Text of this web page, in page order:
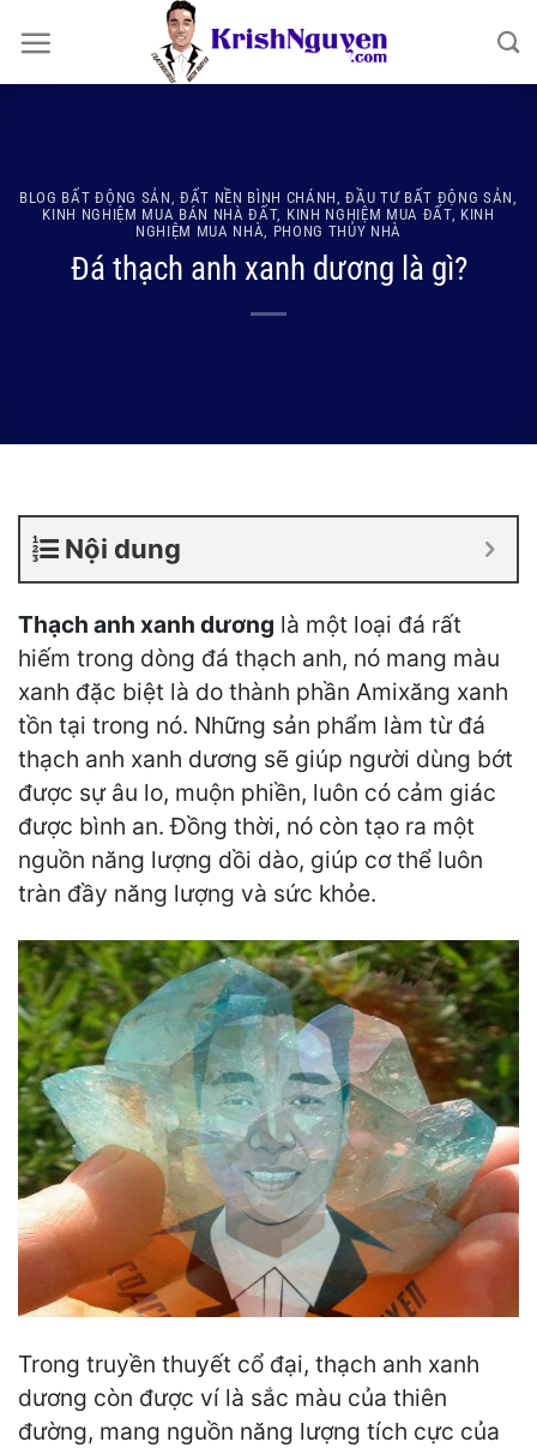
qua
nội
BLOG BẤT ĐỘNG SẢN ĐẤT NỀN BÌNH CHÁNH ,ĐẦU TƯ BẤT ĐỘNG SẢN
KINH NGHIỆM MUA BÁN NHÀ ĐẤT, KINH NGHIỆM MUA ĐẤT, KINH
NGHIỆM MUA NHÀ
PHONG THỦY NHÀ
Đá thạch anh xanh dương là gì?
Nội dung
Thạch anh xanh dương là một loại đá rất
hiếm trong dòng đá thạch anh, nó mang màu
xanh đặc biệt là do thành phần Amixăng xanh
tồn tại trong nó. Những sản phẩm làm từ đá
thạch anh xanh dương sẽ giúp người dùng bớt
được sự âu lo, muộn phiền, luôn có cảm giác
được bình an. Đồng thời, nó còn tạo ra một
nguồn năng lượng dồi dào, giúp cơ thể luôn
tràn đầy năng lượng và sức khỏe.
Trong truyền thuyết cổ đại, thạch anh xanh
dương còn được ví là sắc màu của thiên
đường, mang nguồn năng lượng tích cực của